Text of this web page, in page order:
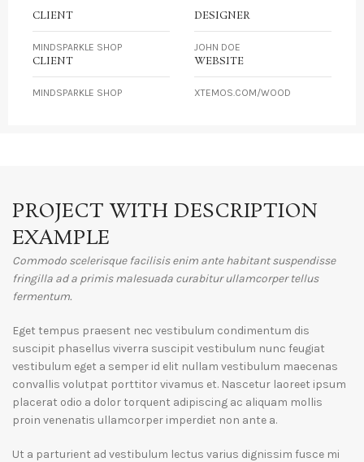
CLIENT
MINDSPARKLE SHOP
DESIGNER
JOHN DOE
CLIENT
MINDSPARKLE SHOP
WEBSITE
XTEMOS.COM/WOOD
PROJECT WITH DESCRIPTION
EXAMPLE
Commodo scelerisque facilisis enim ante habitant suspendisse
fringilla ad a primis malesuada curabitur ullamcorper tellus
fermentum.
Eget tempus praesent nec vestibulum condimentum dis
suscipit phasellus viverra suscipit vestibulum nunc feugiat
vestibulum eget a semper id elit nullam vestibulum maecenas
convallis volutpat porttitor vivamus et. Nascetur laoreet ipsum
placerat odio a dolor torquent adipiscing ac aliquam mollis
proin venenatis ullamcorper imperdiet non ante a.
Ut a parturient ad vestibulum lectus varius dignissim fusce mi